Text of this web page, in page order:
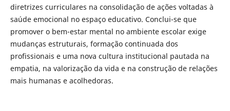
diretrizes curriculares na consolidação de ações voltadas à
saúde emocional no espaço educativo. Conclui-se que
promover o bem-estar mental no ambiente escolar exige
mudanças estruturais, formação continuada dos
profissionais e uma nova cultura institucional pautada na
empatia, na valorização da vida e na construção de relações
mais humanas e acolhedoras.